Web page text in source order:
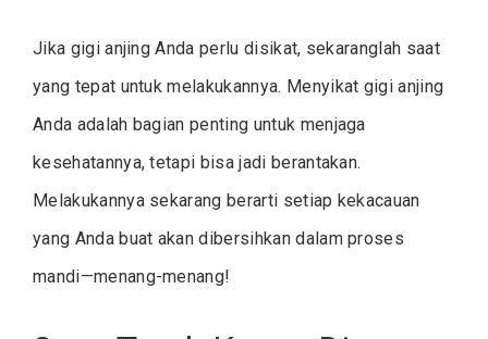
Jika gigi anjing Anda perlu disikat, sekaranglah saat
yang tepat untuk melakukannya. Menyikat gigi anjing
Anda adalah bagian penting untuk menjaga
kesehatannya, tetapi bisa jadi berantakan.
Melakukannya sekarang berarti setiap kekacauan
yang Anda buat akan dibersihkan dalam proses
mandi—menang-menang!